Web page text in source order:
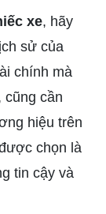
xe, hãy
sử của
chính mà
cần
hiệu trên
chọn là
tin cậy và